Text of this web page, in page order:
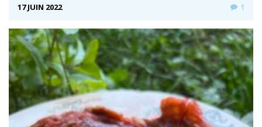
17 JUIN 2022 1